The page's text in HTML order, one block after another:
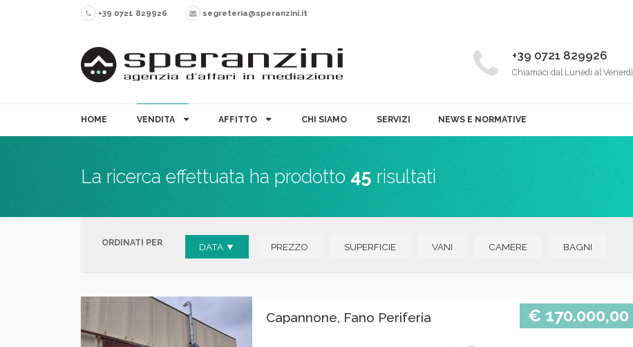
+39 0721 829926 segreteria@speranzini.it
+39 0721 829926
Chiamaci dal Lunedì al Venerdì
HOME VENDITA AFFITTO CHI SIAMO SERVIZI NEWS E NORMATIVE
La ricerca effettuata ha prodotto 45 risultati
ORDINATI PER DATA ▼ PREZZO SUPERFICIE VANI CAMERE BAGNI
Capannone, Fano Periferia € 170.000,00